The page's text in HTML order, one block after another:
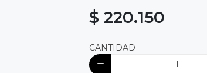
$ 220.150
CANTIDAD